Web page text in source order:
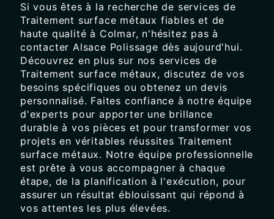
Si vous êtes à la recherche de services de
Traitement surface métaux fiables et de
haute qualité à Colmar, n'hésitez pas à
contacter Alsace Polissage dès aujourd'hui.
Découvrez en plus sur nos services de
Traitement surface métaux, discutez de vos
besoins spécifiques ou obtenez un devis
personnalisé. Faites confiance à notre équipe
d'experts pour apporter une brillance
durable à vos pièces et pour transformer vos
projets en véritables réussites Traitement
surface métaux. Notre équipe professionnelle
est prête à vous accompagner à chaque
étape, de la planification à l'exécution, pour
assurer un résultat éblouissant qui répond à
vos attentes les plus élevées.